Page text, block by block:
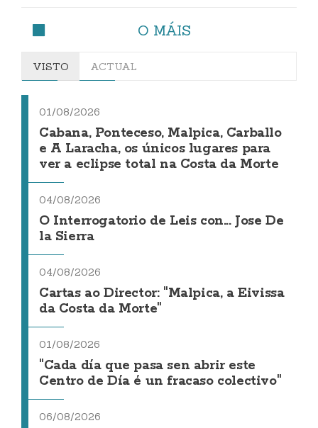
O MÁIS
VISTO ACTUAL
01/08/2026
Cabana, Ponteceso, Malpica, Carballo
e A Laracha, os únicos lugares para
ver a eclipse total na Costa da Morte
04/08/2026
O Interrogatorio de Leis con... Jose De
la Sierra
04/08/2026
Cartas ao Director: "Malpica, a Eivissa
da Costa da Morte"
01/08/2026
"Cada día que pasa sen abrir este
Centro de Día é un fracaso colectivo"
06/08/2026